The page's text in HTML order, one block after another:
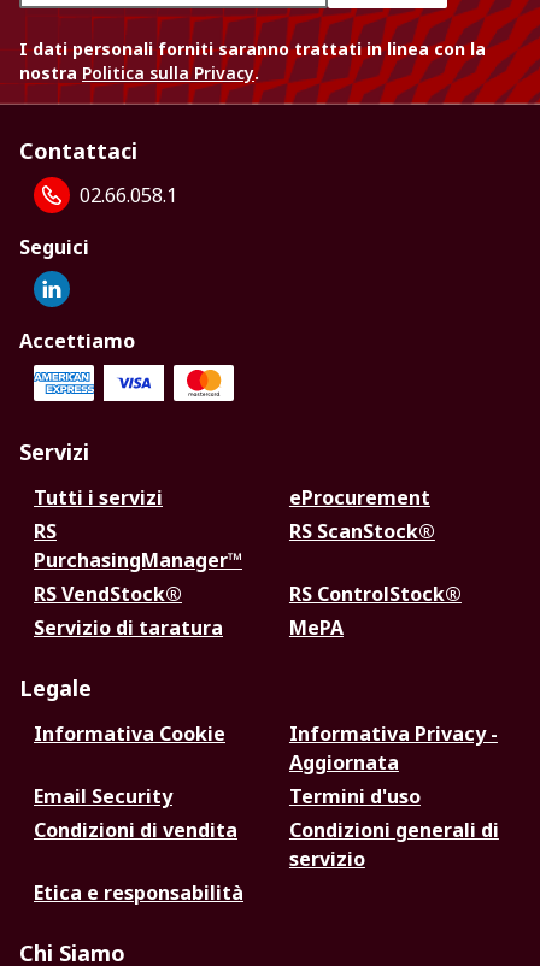
I dati personali forniti saranno trattati in linea con la
nostra Politica sulla Privacy.
Contattaci
02.66.058.1
Seguici
Accettiamo
Servizi
Tutti i servizi
eProcurement
RS
PurchasingManager™
RS ScanStock®
RS VendStock®
RS ControlStock®
Servizio di taratura
MePA
Legale
Informativa Cookie
Informativa Privacy -
Aggiornata
Email Security
Termini d'uso
Condizioni di vendita
Condizioni generali di
servizio
Etica e responsabilità
Chi Siamo